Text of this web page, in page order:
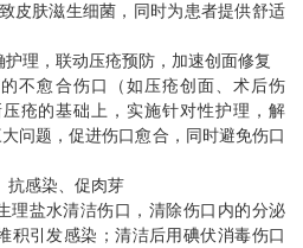
皮肤滋生细菌，同时为患者提供舒适
护理，联动压疮预防，加速创面修复
不愈合伤口（如压疮创面、术后伤
疮的基础上，实施针对性护理，解
问题，促进伤口愈合，同时避免伤口
抗感染、促肉芽
理盐水清洁伤口，清除伤口内的分泌
积引发感染；清洁后用碘伏消毒伤口